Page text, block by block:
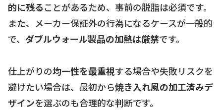
的に残ることがあるため、事前の脱脂は必須です。
また、メーカー保証外の行為になるケースが一般的
で、 ダブルウォール製品の加熱は厳禁です。
仕上がりの均一性を最重視する場合や失敗リスクを
避けたい場合は、最初から焼き入れ風の加工済みデ
ザインを選ぶのも合理的な判断です。